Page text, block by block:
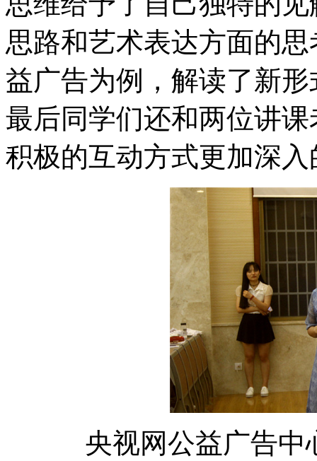
思路和艺术表达方面的
益广告为例，解读了新
最后同学们还和两位讲
积极的互动方式更加深
央视网公益广告中